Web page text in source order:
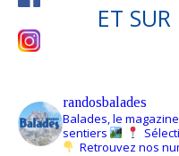
ET SUR
randosbalades
Balades, le
sentiers
Retrouvez nos